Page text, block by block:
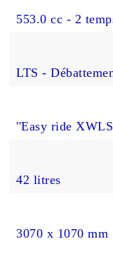
553.0 cc - 2
LTS -
''Easy ride
42 litres
3070 x 1070 mm